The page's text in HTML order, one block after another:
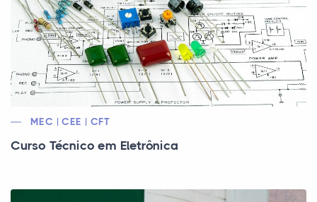
MEC | CEE | CFT
Curso Técnico em Eletrônica